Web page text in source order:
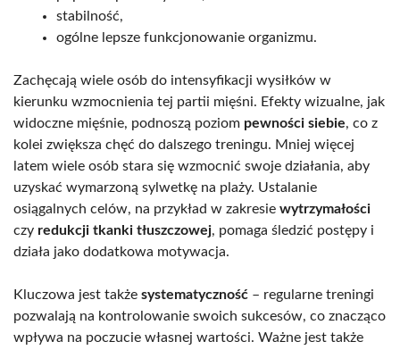
stabilność,
ogólne lepsze funkcjonowanie organizmu.
Zachęcają wiele osób do intensyfikacji wysiłków w
kierunku wzmocnienia tej partii mięśni. Efekty wizualne, jak
widoczne mięśnie, podnoszą poziom pewności siebie, co z
kolei zwiększa chęć do dalszego treningu. Mniej więcej
latem wiele osób stara się wzmocnić swoje działania, aby
uzyskać wymarzoną sylwetkę na plaży. Ustalanie
osiągalnych celów, na przykład w zakresie wytrzymałości
czy redukcji tkanki tłuszczowej, pomaga śledzić postępy i
działa jako dodatkowa motywacja.
Kluczowa jest także systematyczność – regularne treningi
pozwalają na kontrolowanie swoich sukcesów, co znacząco
wpływa na poczucie własnej wartości. Ważne jest także